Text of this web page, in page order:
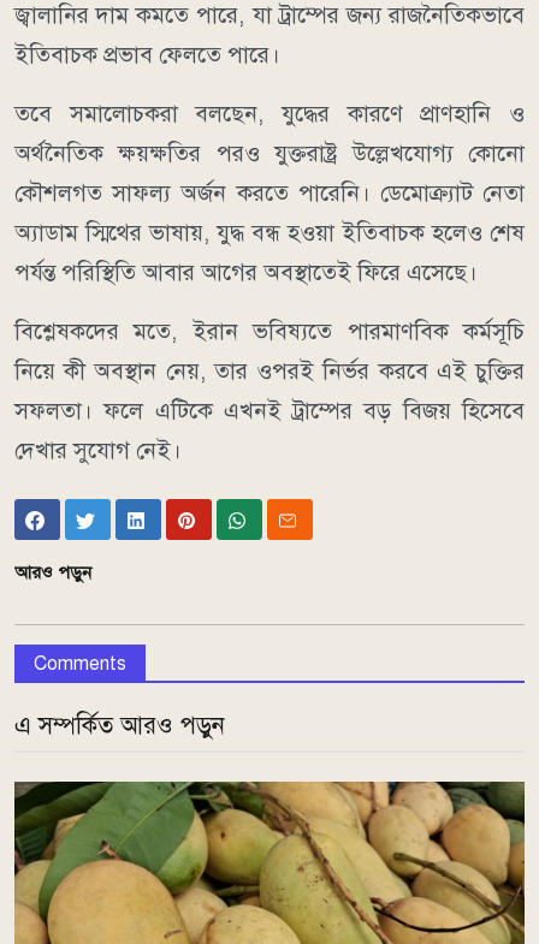
জ্বালানির দাম কমতে পারে, যা ট্রাম্পের জন্য রাজনৈতিকভাবে
ইতিবাচক প্রভাব ফেলতে পারে।
তবে সমালোচকরা বলছেন, যুদ্ধের কারণে প্রাণহানি ও
অর্থনৈতিক ক্ষয়ক্ষতির পরও যুক্তরাষ্ট্র উল্লেখযোগ্য কোনো
কৌশলগত সাফল্য অর্জন করতে পারেনি। ডেমোক্র্যাট নেতা
অ্যাডাম স্মিথের ভাষায়, যুদ্ধ বন্ধ হওয়া ইতিবাচক হলেও শেষ
পর্যন্ত পরিস্থিতি আবার আগের অবস্থাতেই ফিরে এসেছে।
বিশ্লেষকদের মতে, ইরান ভবিষ্যতে পারমাণবিক কর্মসূচি
নিয়ে কী অবস্থান নেয়, তার ওপরই নির্ভর করবে এই চুক্তির
সফলতা। ফলে এটিকে এখনই ট্রাম্পের বড় বিজয় হিসেবে
দেখার সুযোগ নেই।
আরও পড়ুন
Comments
এ সম্পর্কিত আরও পড়ুন